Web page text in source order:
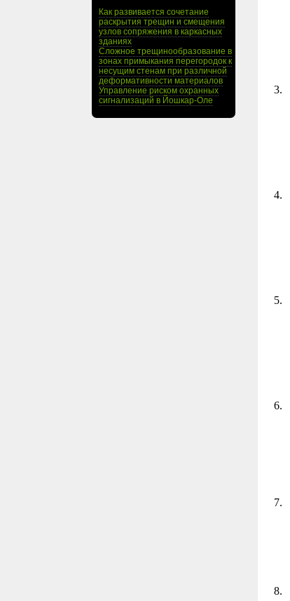
Как развивается сочетание
раскрытия трещин и смещения
узлов сопряжения в каркасных
зданиях
Сложное трещинообразование в
зонах примыкания перегородок к
несущим стенам при различной
деформативности материалов
Управление риском охранных
сигнализаций в Йошкар-Оле
3.
4.
5.
6.
7.
8.